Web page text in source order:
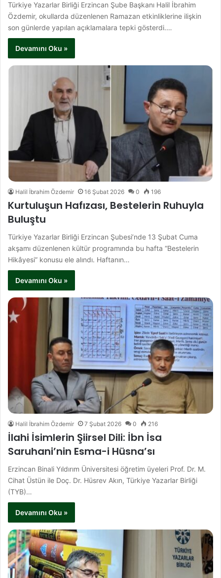
Türkiye Yazarlar Birliği Erzincan Şube Başkanı Halil İbrahim
Özdemir, okullarda düzenlenen Ramazan etkinliklerine ilişkin
son günlerde yapılan açıklamalara tepki gösterdi.…
Devamını Oku »
Halil İbrahim Özdemir 16 Şubat 2026 0 196
Kurtuluşun Hafızası, Bestelerin Ruhuyla
Buluştu
Türkiye Yazarlar Birliği Erzincan Şubesi’nde 13 Şubat Cuma
akşamı düzenlenen kültür programında bu hafta “Bestelerin
Hikâyesi” konusu ele alındı. Haftanın…
Devamını Oku »
Halil İbrahim Özdemir 7 Şubat 2026 0 216
İlahi İsimlerin Şiirsel Dili: İbn İsa
Saruhani’nin Esma-i Hüsna’sı
Erzincan Binali Yıldırım Üniversitesi öğretim üyeleri Prof. Dr. M.
Cihat Üstün ile Doç. Dr. Hüsrev Akın, Türkiye Yazarlar Birliği
(TYB)…
Devamını Oku »